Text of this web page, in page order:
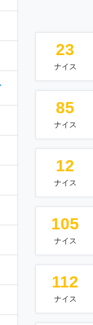
23
ナイス
85
ナイス
12
ナイス
105
ナイス
112
ナイス